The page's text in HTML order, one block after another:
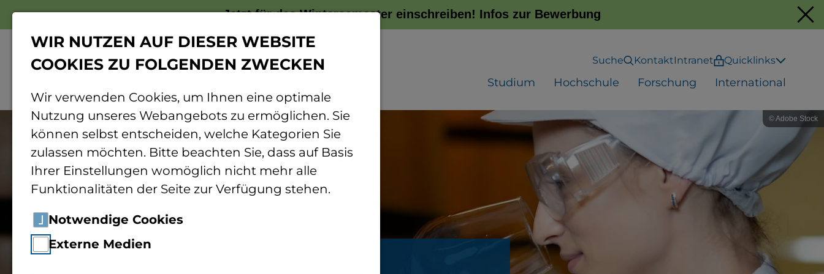
Jetzt für das Wintersemester einschreiben! Infos zur Bewerbung
Suche KontaktIntranet Quicklinks
Studium Hochschule Forschung International
© Adobe Stock
WIR NUTZEN AUF DIESER WEBSITE
COOKIES ZU FOLGENDEN ZWECKEN
Wir verwenden Cookies, um Ihnen eine optimale
Nutzung unseres Webangebots zu ermöglichen. Sie
können selbst entscheiden, welche Kategorien Sie
zulassen möchten. Bitte beachten Sie, dass auf Basis
Ihrer Einstellungen womöglich nicht mehr alle
Funktionalitäten der Seite zur Verfügung stehen.
Notwendige Cookies
Externe Medien